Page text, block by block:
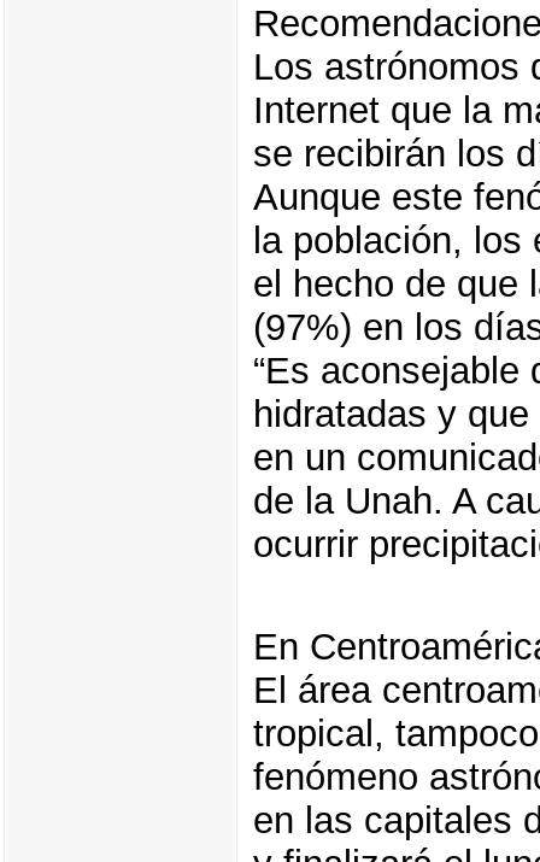
Los astrónomos
Internet que la
se recibirán los
Aunque este
la población, los
el hecho de que
(97%) en los
“Es aconsejable
hidratadas y
en un
de la Unah. A
ocurrir
En
El área
tropical,
fenómeno
en las capitales